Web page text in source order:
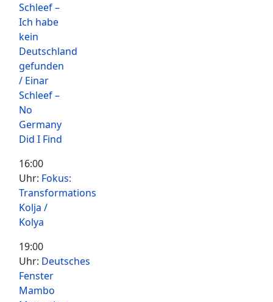
Schleef –
Ich habe
kein
Deutschland
gefunden
/ Einar
Schleef –
No
Germany
Did I Find
16:00
Uhr: Fokus:
Transformations
Kolja /
Kolya
19:00
Uhr: Deutsches
Fenster
Mambo